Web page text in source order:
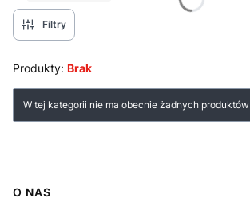
Filtry
Produkty: Brak
Lista produktów
W tej kategorii nie ma obecnie żadnych produktów
Linki w stopce
O NAS